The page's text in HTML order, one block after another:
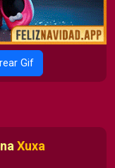
Gif
Xuxa